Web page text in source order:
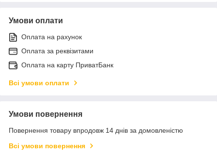
Умови оплати
Оплата на рахунок
Оплата за реквізитами
Оплата на карту ПриватБанк
Всі умови оплати
Умови повернення
Повернення товару впродовж 14 днів за домовленістю
Всі умови повернення